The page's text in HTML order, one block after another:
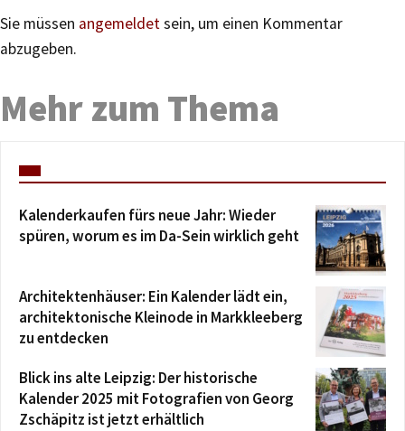
Sie müssen angemeldetsein, um einen Kommentar
abzugeben.
Mehr zum Thema
Kalenderkaufen fürs neue Jahr: Wieder
spüren, worum es im Da-Sein wirklich geht
Architektenhäuser: Ein Kalender lädt ein,
architektonische Kleinode in Markkleeberg
zu entdecken
Blick ins alte Leipzig: Der historische
Kalender 2025 mit Fotografien von Georg
Zschäpitz ist jetzt erhältlich